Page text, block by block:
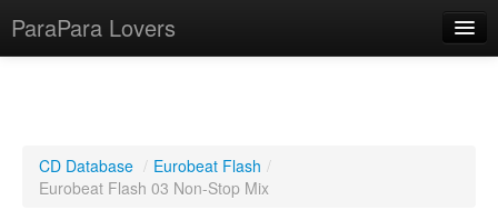
ParaPara Lovers
ParaPara Video Database
CD Database / Eurobeat Flash /
Eurobeat Flash 03 Non-Stop Mix